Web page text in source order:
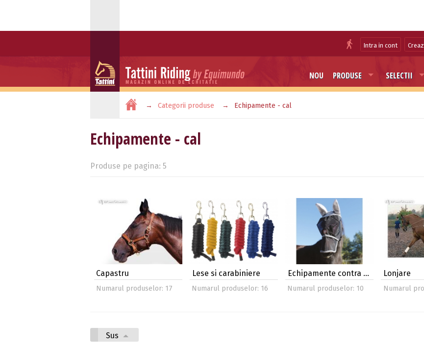
Intra in cont
NOU PRODUSE SELECTII
Categorii produse Echipamente - cal
Echipamente - cal
Produse pe pagina: 5
Capastru
Numarul produselor: 17
Lese si carabiniere
Numarul produselor: 16
Echipamente contra …
Numarul produselor: 10
Lonjare
Numarul
Sus